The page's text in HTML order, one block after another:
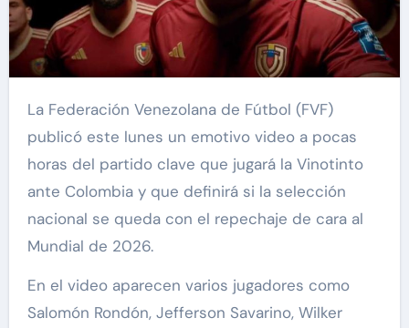
La Federación Venezolana de Fútbol (FVF)
publicó este lunes un emotivo video a pocas
horas del partido clave que jugará la Vinotinto
ante Colombia y que definirá si la selección
nacional se queda con el repechaje de cara al
Mundial de 2026.
En el video aparecen varios jugadores como
Salomón Rondón, Jefferson Savarino, Wilker